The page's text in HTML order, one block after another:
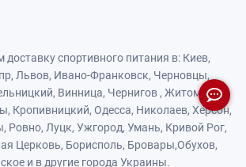
- интернет магазин спортивного питания.